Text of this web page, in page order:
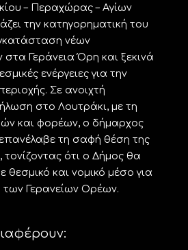
– Περαχώρας – Αγίων
την κατηγορηματική του
νέων
στα Γεράνεια Όρη και ξεκινά
ενέργειες για την
Σε ανοιχτή
στο Λουτράκι, με τη
και φορέων, ο δήμαρχος
επανέλαβε τη σαφή θέση της
τονίζοντας ότι ο Δήμος θα
θεσμικό και νομικό μέσο για
Γερανείων Ορέων.